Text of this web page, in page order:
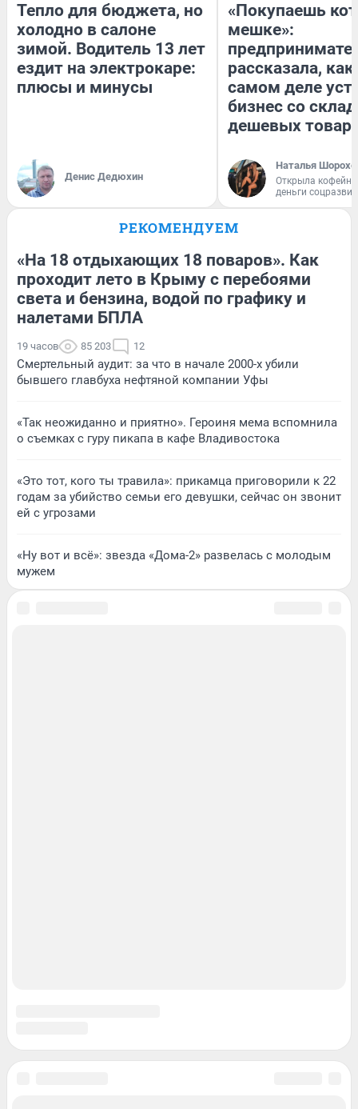
Тепло для бюджета, но
холодно в салоне
зимой. Водитель 13 лет
ездит на электрокаре:
плюсы и минусы
Денис Дедюхин
«Покупаешь
мешке»:
рассказала, как
самом деле
бизнес со
дешевых
Наталья
Открыла
деньги
РЕКОМЕНДУЕМ
«На 18 отдыхающих 18 поваров». Как
проходит лето в Крыму с перебоями
света и бензина, водой по графику и
налетами БПЛА
19 часов 85 203 12
Смертельный аудит: за что в начале 2000-х убили
бывшего главбуха нефтяной компании Уфы
«Так неожиданно и приятно». Героиня мема вспомнила
о съемках с гуру пикапа в кафе Владивостока
«Это тот, кого ты травила»: прикамца приговорили к 22
годам за убийство семьи его девушки, сейчас он звонит
ей с угрозами
«Ну вот и всё»: звезда «Дома-2» развелась с молодым
мужем